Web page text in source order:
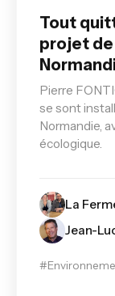
Tout
projet de
Pierre
se sont
Normandie,
écologique.
La
Jean-